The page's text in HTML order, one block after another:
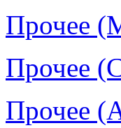
Прочее
Прочее
Прочее